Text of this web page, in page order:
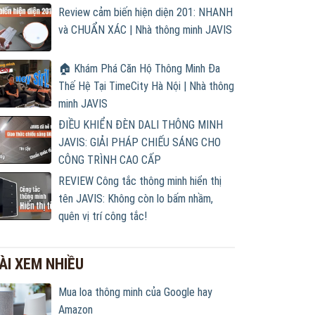
Review cảm biến hiện diện 201: NHANH
và CHUẨN XÁC | Nhà thông minh JAVIS
🏠 Khám Phá Căn Hộ Thông Minh Đa
Thế Hệ Tại TimeCity Hà Nội | Nhà thông
minh JAVIS
ĐIỀU KHIỂN ĐÈN DALI THÔNG MINH
JAVIS: GIẢI PHÁP CHIẾU SÁNG CHO
CÔNG TRÌNH CAO CẤP
REVIEW Công tắc thông minh hiển thị
tên JAVIS: Không còn lo bấm nhầm,
quên vị trí công tắc!
XEM NHIỀU
Mua loa thông minh của Google hay
Amazon